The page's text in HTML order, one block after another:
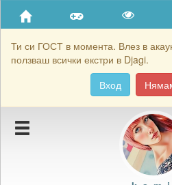
Ти си ГОСТ в момента. Влез в
ползваш всички екстри в Djagi.
Вход
Приятели
Хронология на игри
Подаръците на k_a_m_i_
Картичките на k_a_m_i_